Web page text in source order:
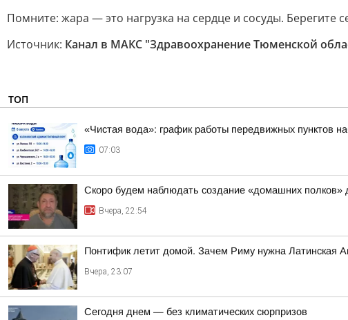
Помните: жара — это нагрузка на сердце и сосуды. Берегите
Источник: Канал в МАКС "Здравоохранение Тюменской
ТОП
«Чистая вода»: график работы передвижных пунктов
07:03
Скоро будем наблюдать создание «домашних полков»
Вчера, 22:54
Понтифик летит домой. Зачем Риму нужна Латинская
Вчера, 23:07
Сегодня днем — без климатических сюрпризов